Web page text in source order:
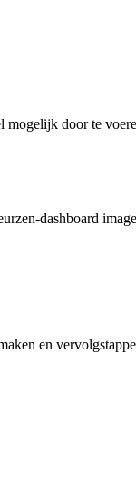
door te
en